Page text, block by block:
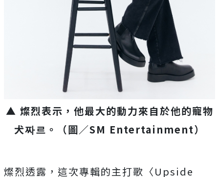
▲ 燦烈表示，他最大的動力來自於他的寵物
犬짜르 。（圖／SM Entertainment）
燦烈透露，這次專輯的主打歌〈Upside